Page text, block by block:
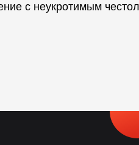
с неукротимым